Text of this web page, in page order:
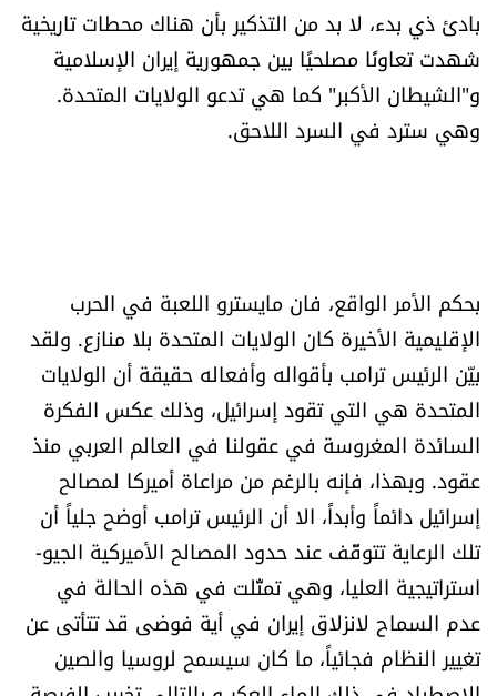
بادئ ذي بدء، لا بد من التذكير بأن هناك محطات تاريخية
شهدت تعاونًا مصلحيًا بين جمهورية إيران الإسلامية
و"الشيطان الأكبر" كما هي تدعو الولايات المتحدة.
وهي سترد في السرد اللاحق.
بحكم الأمر الواقع، فان مايسترو اللعبة في الحرب
الإقليمية الأخيرة كان الولايات المتحدة بلا منازع. ولقد
بيّن الرئيس ترامب بأقواله وأفعاله حقيقة أن الولايات
المتحدة هي التي تقود إسرائيل، وذلك عكس الفكرة
السائدة المغروسة في عقولنا في العالم العربي منذ
عقود. وبهذا، فإنه بالرغم من مراعاة أميركا لمصالح
إسرائيل دائماً وأبداً، الا أن الرئيس ترامب أوضح جلياً أن
تلك الرعاية تتوقّف عند حدود المصالح الأميركية الجيو-
استراتيجية العليا، وهي تمثّلت في هذه الحالة في
عدم السماح لانزلاق إيران في أية فوضى قد تتأتى عن
تغيير النظام فجائياً، ما كان سيسمح لروسيا والصين